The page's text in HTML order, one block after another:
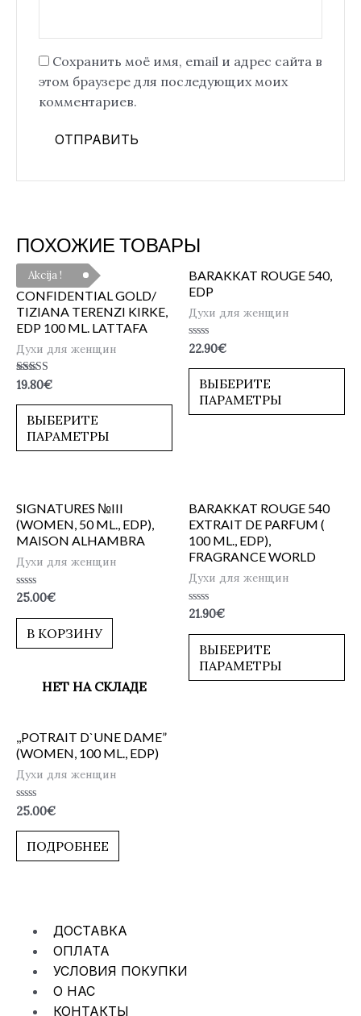
Сохранить моё имя, email и адрес сайта в
этом браузере для последующих моих
комментариев.
ПОХОЖИЕ ТОВАРЫ
Akcija !
CONFIDENTIAL GOLD/
TIZIANA TERENZI KIRKE,
EDP 100 ML. LATTAFA
Духи для женщин
Оценка
из 5
19.80€
ВЫБЕРИТЕ
ПАРАМЕТРЫ
BARAKKAT ROUGE 540,
EDP
Духи для женщин
Оценка
из
22.90€
ВЫБЕРИТЕ
ПАРАМЕТРЫ
SIGNATURES №III
(WOMEN, 50 ML., EDP),
MAISON ALHAMBRA
Духи для женщин
Оценка
из
25.00€
В КОРЗИНУ
BARAKKAT ROUGE 540
EXTRAIT DE PARFUM (
100 ML., EDP),
FRAGRANCE WORLD
Духи для женщин
Оценка
из
21.90€
ВЫБЕРИТЕ
ПАРАМЕТРЫ
НЕТ НА СКЛАДЕ
,,POTRAIT D`UNE DAME”
(WOMEN, 100 ML., EDP)
Духи для женщин
Оценка
0
из
25.00€
ПОДРОБНЕЕ
ДОСТАВКА
ОПЛАТА
УСЛОВИЯ ПОКУПКИ
О НАС
КОНТАКТЫ